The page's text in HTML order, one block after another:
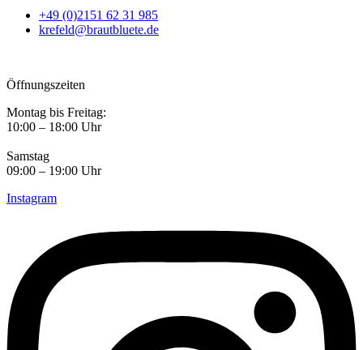
+49 (0)2151 62 31 985
krefeld@brautbluete.de
Öffnungszeiten
Montag bis Freitag:
10:00 – 18:00 Uhr
Samstag
09:00 – 19:00 Uhr
Instagram